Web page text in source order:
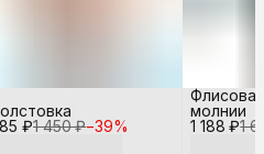
₽1 450 ₽−39%
1 188 ₽1
молнии